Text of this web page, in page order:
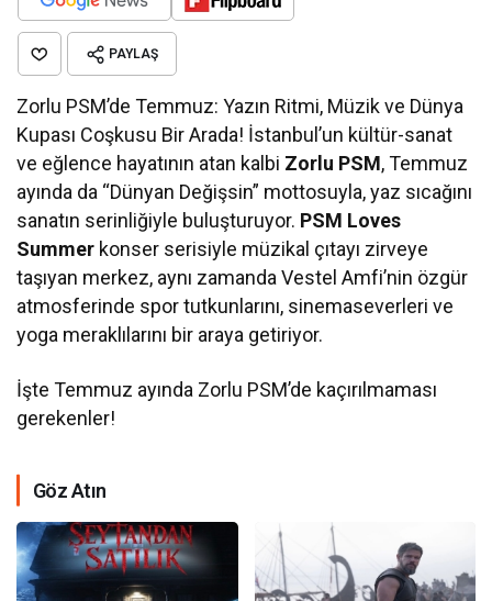
PAYLAŞ
Zorlu PSM’de Temmuz: Yazın Ritmi, Müzik ve Dünya
Kupası Coşkusu Bir Arada! İstanbul’un kültür-sanat
ve eğlence hayatının atan kalbi Zorlu PSM, Temmuz
ayında da “Dünyan Değişsin” mottosuyla, yaz sıcağını
sanatın serinliğiyle buluşturuyor. PSM Loves
Summer konser serisiyle müzikal çıtayı zirveye
taşıyan merkez, aynı zamanda Vestel Amfi’nin özgür
atmosferinde spor tutkunlarını, sinemaseverleri ve
yoga meraklılarını bir araya getiriyor.
İşte Temmuz ayında Zorlu PSM’de kaçırılmaması
gerekenler!
Göz Atın